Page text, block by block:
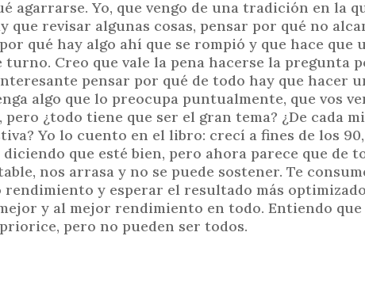
agarrarse. Yo, que vengo de una tradición en la
que revisar algunas cosas, pensar por qué no
qué hay algo ahí que se rompió y que hace
Creo que vale la pena hacerse la pregunta
pensar por qué de todo hay que hacer
algo que lo preocupa puntualmente, que vos
pero ¿todo tiene que ser el gran tema? ¿De cada
Yo lo cuento en el libro: crecí a fines de los
que esté bien, pero ahora parece que de
nos arrasa y no se puede sostener. Te
rendimiento y esperar el resultado más
y al mejor rendimiento en todo. Entiendo que
pero no pueden ser todos.